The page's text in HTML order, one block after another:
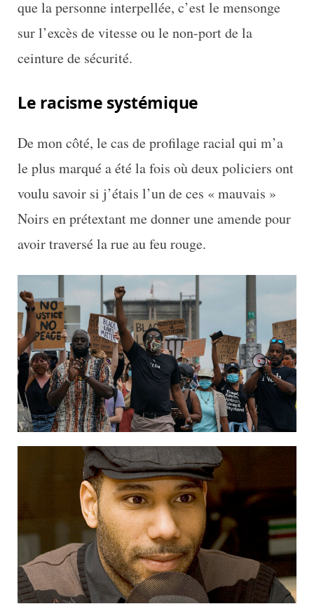
que la personne interpellée, c’est le mensonge
sur l’excès de vitesse ou le non-port de la
ceinture de sécurité.
Le racisme systémique
De mon côté, le cas de profilage racial qui m’a
le plus marqué a été la fois où deux policiers ont
voulu savoir si j’étais l’un de ces « mauvais »
Noirs en prétextant me donner une amende pour
avoir traversé la rue au feu rouge.